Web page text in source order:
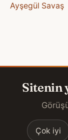
Ayşegül Savaş
Sitenin
Çok iyi